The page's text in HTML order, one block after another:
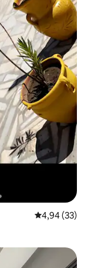
Évaluation
4,94 (33)